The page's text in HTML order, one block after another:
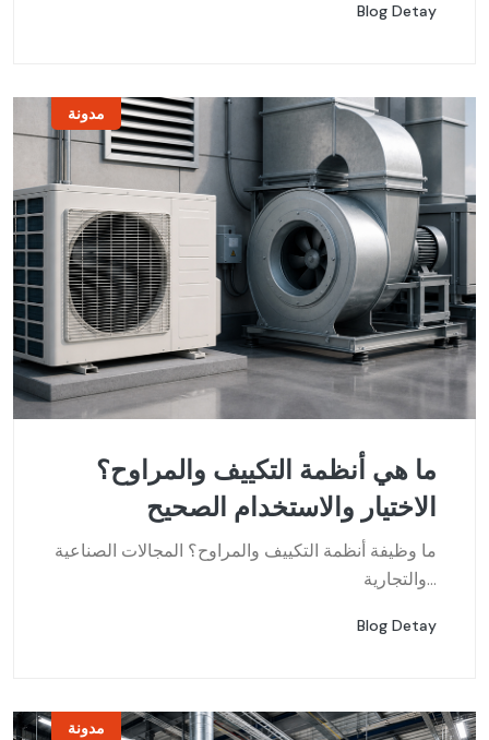
Blog Detay
مدونة
ما هي أنظمة التكييف والمراوح؟
الاختيار والاستخدام الصحيح
ما وظيفة أنظمة التكييف والمراوح؟ المجالات الصناعية
والتجارية...
Blog Detay
مدونة